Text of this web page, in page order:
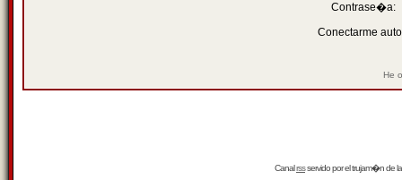
Contrase�a:
Conectarme
He
Canalrssservido por eltrujam�nde